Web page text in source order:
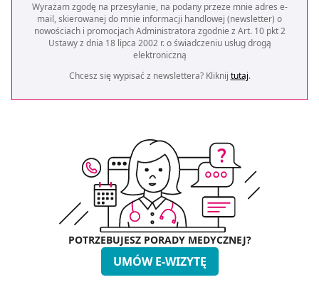
Wyrażam zgodę na przesyłanie, na podany przeze mnie adres e-
mail, skierowanej do mnie informacji handlowej (newsletter) o
nowościach i promocjach Administratora zgodnie z Art. 10 pkt 2
Ustawy z dnia 18 lipca 2002 r. o świadczeniu usług drogą
elektroniczną
Chcesz się wypisać z newslettera? Kliknij tutaj.
POTRZEBUJESZ PORADY MEDYCZNEJ?
UMÓW E-WIZYTĘ